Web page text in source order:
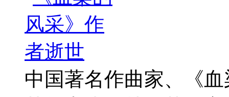
中国著名作曲家、《